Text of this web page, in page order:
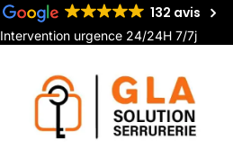
132 avis
Intervention urgence 24/24H 7/7j